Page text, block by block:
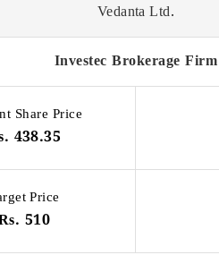
Vedanta Ltd.
Investec Brokerage Firm
Share Price
438.35
Price
510